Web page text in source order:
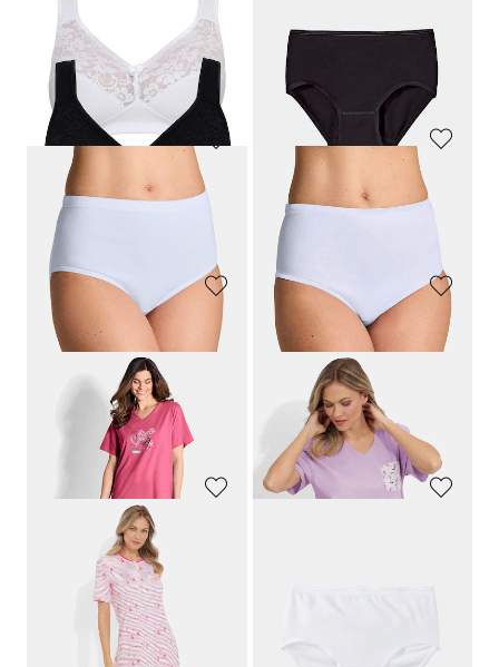
+ 1
Laagste prijs van de afgelopen 30
dagen**: 35,95 € (-12%)
NINA V. C.
Tailleslip, set van 3
29,95 €
SLOGGI
Tailleslip, set van 2
23,95 €
SUSA
BH zonder beugels in een set van 2
SPEIDEL
Tailleslip, set van 2
19,99 €
Laagste prijs van de afgelopen 30
dagen**: 15,99 € (-12%)
Zeven tailleslips
dagen**: 35,95 €